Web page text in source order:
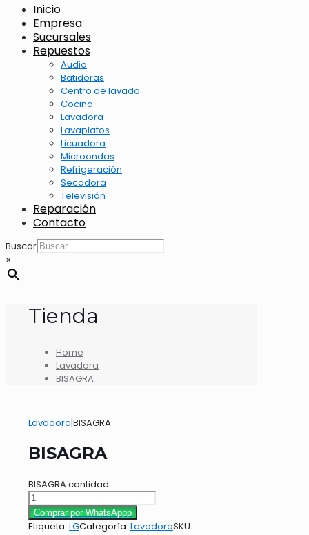
Inicio
Empresa
Sucursales
Repuestos
Audio
Batidoras
Centro de lavado
Cocina
Lavadora
Lavaplatos
Licuadora
Microondas
Refrigeración
Secadora
Televisión
Reparación
Contacto
Buscar
×
Tienda
Home
Lavadora
BISAGRA
Lavadora|BISAGRA
BISAGRA
BISAGRA cantidad
Comprar por WhatsAppp
Etiqueta: LGCategoría: LavadoraSKU: